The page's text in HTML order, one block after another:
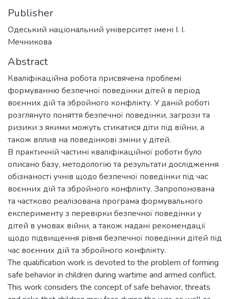
Publisher
Одеський національний університет імені І. І.
Мечникова
Abstract
Кваліфікаційна робота присвячена проблемі
формуванню безпечної поведінки дітей в період
воєнних дій та збройного конфлікту. У даній роботі
розглянуто поняття безпечної поведінки, загрози та
ризики з якими можуть стикатися діти під війни, а
також вплив на поведінкові зміни у дітей.
В практичній частині кваліфікаційної роботи було
описано базу, методологію та результати дослідження
обізнаності учнів щодо безпечної поведінки під час
воєнних дій та збройного конфлікту. Запропонована
та частково реалізована програма формувального
експерименту з перевірки безпечної поведінки у
дітей в умовах війни, а також надані рекомендації
щодо підвищення рівня безпечної поведінки дітей під
час воєнних дій та збройного конфлікту.
The qualification work is devoted to the problem of forming
safe behavior in children during wartime and armed conflict.
This work considers the concept of safe behavior, threats